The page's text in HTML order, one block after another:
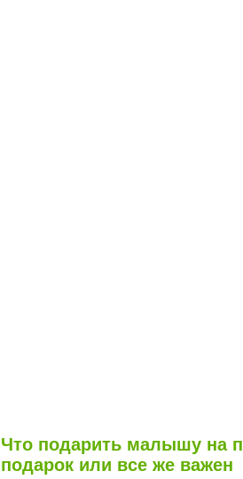
Что подарить малышу на
подарок или все же важен